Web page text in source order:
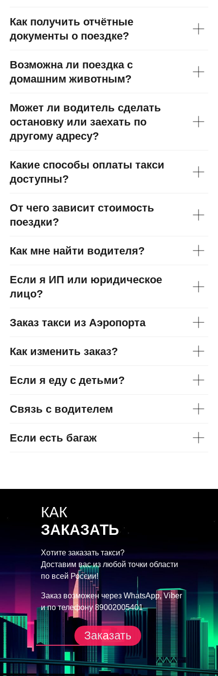
Как получить отчётные
документы о поездке?
Возможна ли поездка с
домашним животным?
Может ли водитель сделать
остановку или заехать по
другому адресу?
Какие способы оплаты такси
доступны?
От чего зависит стоимость
поездки?
Как мне найти водителя?
Если я ИП или юридическое
лицо?
Заказ такси из Аэропорта
Как изменить заказ?
Если я еду с детьми?
Связь с водителем
Если есть багаж
Заказ возможен через WhatsApp, Viber
и по телефону89002005401
Хотите заказать такси?
Доставим вас из любой точки области
по всей России!
КАК
ЗАКАЗАТЬ
Заказать